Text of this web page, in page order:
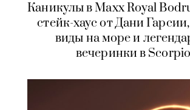
Каникулы в Maxx Royal
стейк-хаус от Дани
виды на море и
вечеринки в